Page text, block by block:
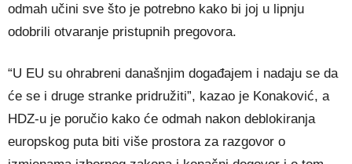
odmah učini sve što je potrebno kako bi joj u lipnju
odobrili otvaranje pristupnih pregovora.
“U EU su ohrabreni današnjim događajem i nadaju se da
će se i druge stranke pridružiti”, kazao je Konaković, a
HDZ-u je poručio kako će odmah nakon deblokiranja
europskog puta biti više prostora za razgovor o